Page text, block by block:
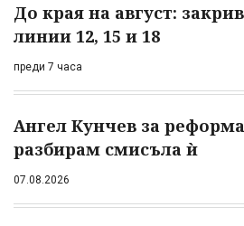
До края на август:
линии 12, 15 и 18
преди 7 часа
Ангел Кунчев за
разбирам смисъла ѝ
07.08.2026